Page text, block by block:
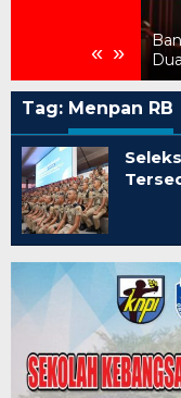
« »
Tag: Menpan RB